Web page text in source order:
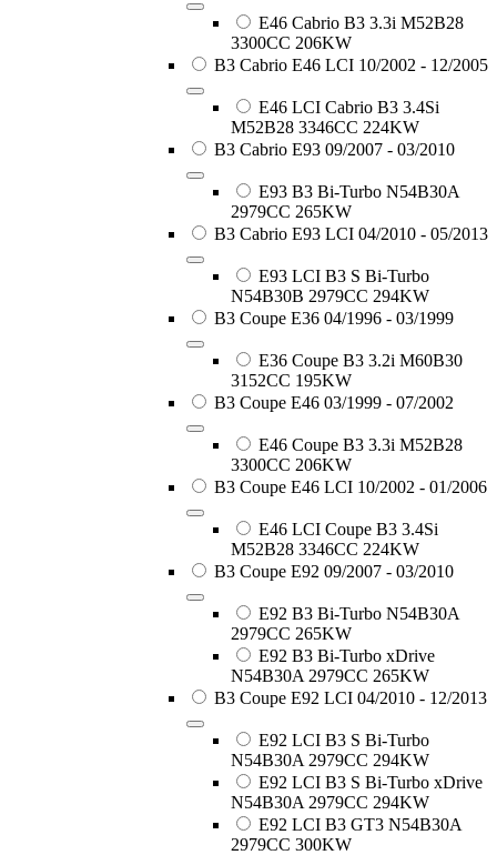
E46 Cabrio B3 3.3i M52B28
3300CC 206KW
B3 Cabrio E46 LCI 10/2002 - 12/2005
E46 LCI Cabrio B3 3.4Si
M52B28 3346CC 224KW
B3 Cabrio E93 09/2007 - 03/2010
E93 B3 Bi-Turbo N54B30A
2979CC 265KW
B3 Cabrio E93 LCI 04/2010 - 05/2013
E93 LCI B3 S Bi-Turbo
N54B30B 2979CC 294KW
B3 Coupe E36 04/1996 - 03/1999
E36 Coupe B3 3.2i M60B30
3152CC 195KW
B3 Coupe E46 03/1999 - 07/2002
E46 Coupe B3 3.3i M52B28
3300CC 206KW
B3 Coupe E46 LCI 10/2002 - 01/2006
E46 LCI Coupe B3 3.4Si
M52B28 3346CC 224KW
B3 Coupe E92 09/2007 - 03/2010
E92 B3 Bi-Turbo N54B30A
2979CC 265KW
E92 B3 Bi-Turbo xDrive
N54B30A 2979CC 265KW
B3 Coupe E92 LCI 04/2010 - 12/2013
E92 LCI B3 S Bi-Turbo
N54B30A 2979CC 294KW
E92 LCI B3 S Bi-Turbo xDrive
N54B30A 2979CC 294KW
E92 LCI B3 GT3 N54B30A
2979CC 300KW